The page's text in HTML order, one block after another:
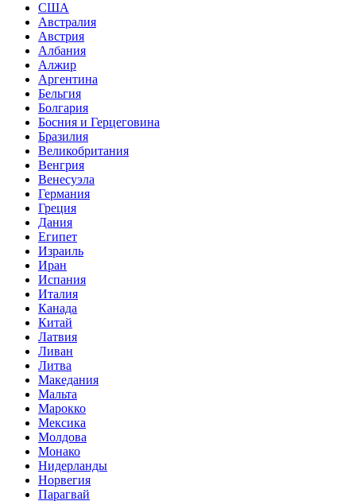
США
Австралия
Австрия
Албания
Алжир
Аргентина
Бельгия
Болгария
Босния и Герцеговина
Бразилия
Великобритания
Венгрия
Венесуэла
Германия
Греция
Дания
Египет
Израиль
Иран
Испания
Италия
Канада
Китай
Латвия
Ливан
Литва
Македания
Мальта
Марокко
Мексика
Молдова
Монако
Нидерланды
Норвегия
Парагвай